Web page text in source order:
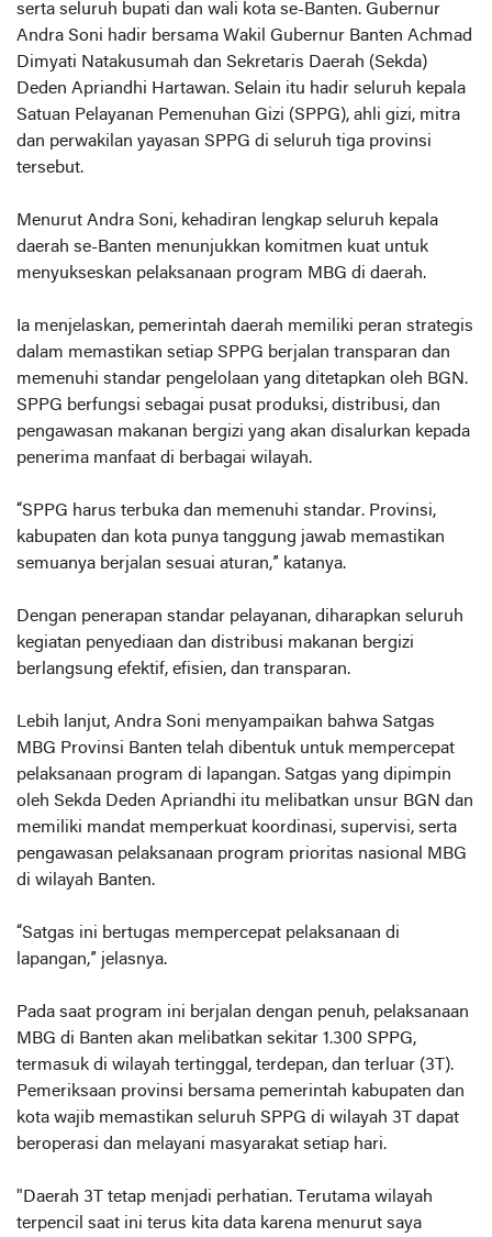
serta seluruh bupati dan wali kota se-Banten. Gubernur
Andra Soni hadir bersama Wakil Gubernur Banten Achmad
Dimyati Natakusumah dan Sekretaris Daerah (Sekda)
Deden Apriandhi Hartawan. Selain itu hadir seluruh kepala
Satuan Pelayanan Pemenuhan Gizi (SPPG), ahli gizi, mitra
dan perwakilan yayasan SPPG di seluruh tiga provinsi
tersebut.
Menurut Andra Soni, kehadiran lengkap seluruh kepala
daerah se-Banten menunjukkan komitmen kuat untuk
menyukseskan pelaksanaan program MBG di daerah.
Ia menjelaskan, pemerintah daerah memiliki peran strategis
dalam memastikan setiap SPPG berjalan transparan dan
memenuhi standar pengelolaan yang ditetapkan oleh BGN.
SPPG berfungsi sebagai pusat produksi, distribusi, dan
pengawasan makanan bergizi yang akan disalurkan kepada
penerima manfaat di berbagai wilayah.
“SPPG harus terbuka dan memenuhi standar. Provinsi,
kabupaten dan kota punya tanggung jawab memastikan
semuanya berjalan sesuai aturan,” katanya.
Dengan penerapan standar pelayanan, diharapkan seluruh
kegiatan penyediaan dan distribusi makanan bergizi
berlangsung efektif, efisien, dan transparan.
Lebih lanjut, Andra Soni menyampaikan bahwa Satgas
MBG Provinsi Banten telah dibentuk untuk mempercepat
pelaksanaan program di lapangan. Satgas yang dipimpin
oleh Sekda Deden Apriandhi itu melibatkan unsur BGN dan
memiliki mandat memperkuat koordinasi, supervisi, serta
pengawasan pelaksanaan program prioritas nasional MBG
di wilayah Banten.
“Satgas ini bertugas mempercepat pelaksanaan di
lapangan,” jelasnya.
Pada saat program ini berjalan dengan penuh, pelaksanaan
MBG di Banten akan melibatkan sekitar 1.300 SPPG,
termasuk di wilayah tertinggal, terdepan, dan terluar (3T).
Pemeriksaan provinsi bersama pemerintah kabupaten dan
kota wajib memastikan seluruh SPPG di wilayah 3T dapat
beroperasi dan melayani masyarakat setiap hari.
"Daerah 3T tetap menjadi perhatian. Terutama wilayah
terpencil saat ini terus kita data karena menurut saya